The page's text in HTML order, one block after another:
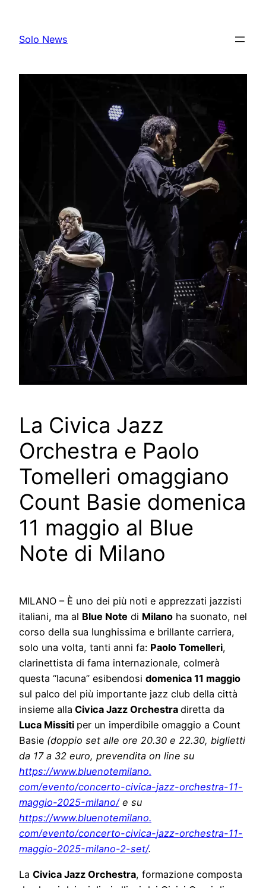
content
Solo News
La Civica Jazz
Orchestra e Paolo
Tomelleri omaggiano
Count Basie domenica
11 maggio al Blue
Note di Milano
MILANO – È uno dei più noti e apprezzati jazzisti
italiani, ma al Blue Note di Milano ha suonato, nel
corso della sua lunghissima e brillante carriera,
solo una volta, tanti anni fa: Paolo Tomelleri,
clarinettista di fama internazionale, colmerà
questa “lacuna” esibendosi domenica 11 maggio
sul palco del più importante jazz club della città
insieme alla Civica Jazz Orchestra diretta da
Luca Missiti per un imperdibile omaggio a Count
Basie (doppio set alle ore 20.30 e 22.30, biglietti
da 17 a 32 euro, prevendita on line su
https://www.bluenotemilano.
com/evento/concerto-civica-jazz-orchestra-11-
maggio-2025-milano/e su
https://www.bluenotemilano.
com/evento/concerto-civica-jazz-orchestra-11-
maggio-2025-milano-2-set/.
La Civica Jazz Orchestra, formazione composta